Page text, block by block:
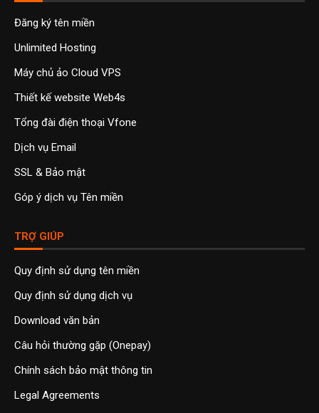
Đăng ký tên miền
Unlimited Hosting
Máy chủ ảo Cloud VPS
Thiết kế website Web4s
Tổng đài điện thoại Vfone
Dịch vụ Email
SSL & Bảo mật
Góp ý dịch vụ Tên miền
TRỢ GIÚP
Quy định sử dụng tên miền
Quy định sử dụng dịch vụ
Download văn bản
Câu hỏi thường gặp (Onepay)
Chính sách bảo mật thông tin
Legal Agreements